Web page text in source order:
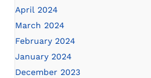
April 2024
March 2024
February 2024
January 2024
December 2023